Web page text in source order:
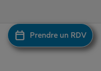
Prendre un RDV